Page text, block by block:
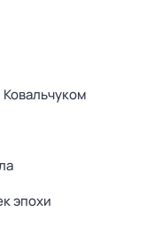
эпохи